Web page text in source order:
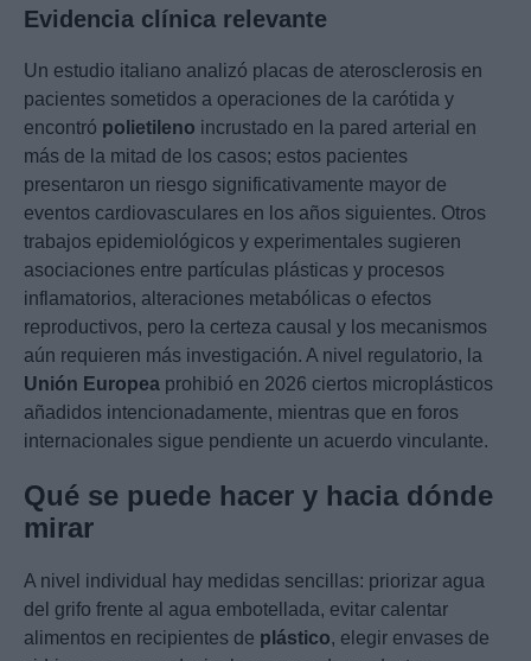
Evidencia clínica relevante
Un estudio italiano analizó placas de aterosclerosis en
pacientes sometidos a operaciones de la carótida y
encontró polietileno incrustado en la pared arterial en
más de la mitad de los casos; estos pacientes
presentaron un riesgo significativamente mayor de
eventos cardiovasculares en los años siguientes. Otros
trabajos epidemiológicos y experimentales sugieren
asociaciones entre partículas plásticas y procesos
inflamatorios, alteraciones metabólicas o efectos
reproductivos, pero la certeza causal y los mecanismos
aún requieren más investigación. A nivel regulatorio, la
Unión Europea prohibió en 2026 ciertos microplásticos
añadidos intencionadamente, mientras que en foros
internacionales sigue pendiente un acuerdo vinculante.
Qué se puede hacer y hacia dónde
mirar
A nivel individual hay medidas sencillas: priorizar agua
del grifo frente al agua embotellada, evitar calentar
alimentos en recipientes de plástico, elegir envases de